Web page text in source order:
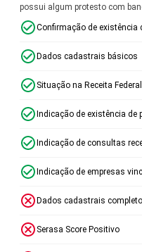
possui algum protesto com
Confirmação de existência
Dados cadastrais básicos
Situação na Receita Federal
Indicação de existência de
Indicação de consultas
Indicação de empresas
Dados cadastrais
Serasa Score Positivo